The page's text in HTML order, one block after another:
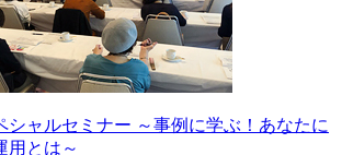
シャルセミナー ～事例に学ぶ！あなたに
用とは～